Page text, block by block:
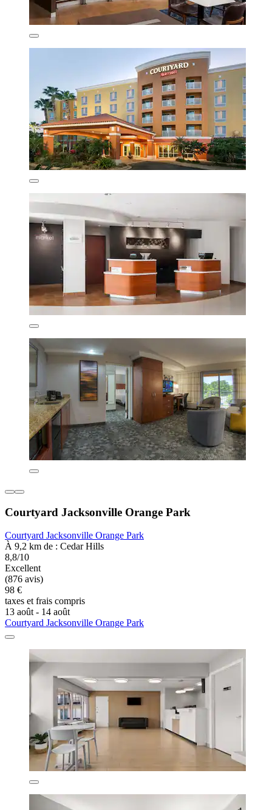
Courtyard Jacksonville Orange Park
Courtyard Jacksonville Orange Park
À 9,2 km de : Cedar Hills
8,8/10
Excellent
(876 avis)
98 €
taxes et frais compris
13 août - 14 août
Courtyard Jacksonville Orange Park